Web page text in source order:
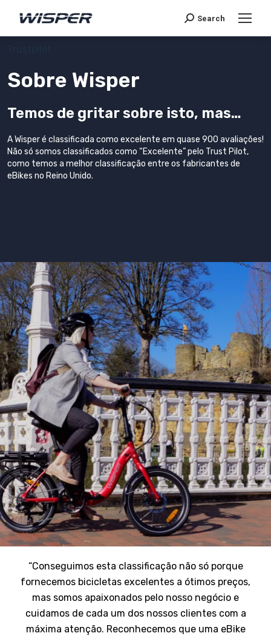
Search
Sobre Wisper
Temos de gritar sobre isto, mas…
A Wisper é classificada como excelente em quase 900 avaliações!
Não só somos classificados como “Excelente” pelo Trust Pilot,
como temos a melhor classificação entre os fabricantes de
eBikes no Reino Unido.
“Conseguimos esta classificação não só porque
fornecemos bicicletas excelentes a ótimos preços,
mas somos apaixonados pelo nosso negócio e
cuidamos de cada um dos nossos clientes com a
máxima atenção. Reconhecemos que uma eBike